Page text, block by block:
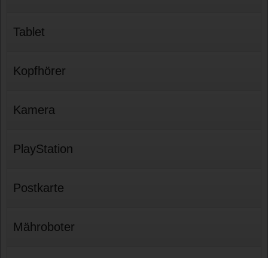
Tablet
Kopfhörer
Kamera
PlayStation
Postkarte
Mähroboter